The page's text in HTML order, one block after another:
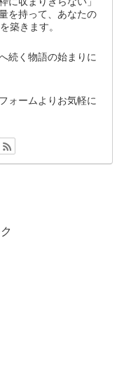
を持って、あなたの
築きます。
続く物語の始まりに
ォームよりお気軽に